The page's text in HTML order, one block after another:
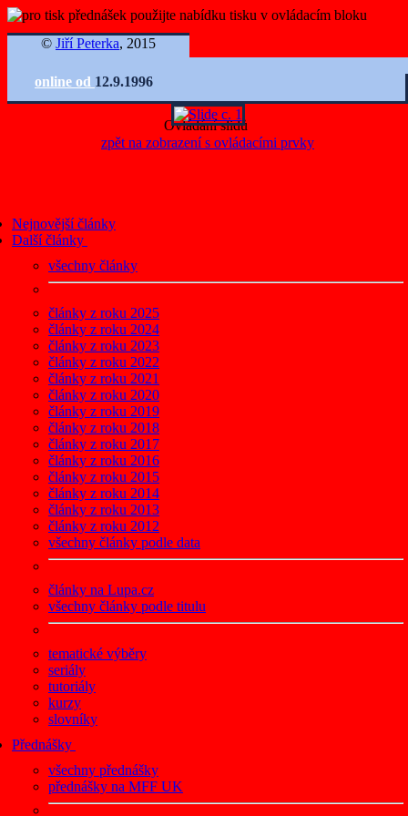
© Jiří Peterka, 2015
online od 12.9.1996
Ovládání slidů
Nejnovější články
Další články
všechny články
články z roku 2025
články z roku 2024
články z roku 2023
články z roku 2022
články z roku 2021
články z roku 2020
články z roku 2019
články z roku 2018
články z roku 2017
články z roku 2016
články z roku 2015
články z roku 2014
články z roku 2013
články z roku 2012
všechny články podle data
články na Lupa.cz
všechny články podle titulu
tematické výběry
seriály
tutoriály
kurzy
slovníky
Přednášky
všechny přednášky
přednášky na MFF UK
zpět na zobrazení s ovládacími prvky